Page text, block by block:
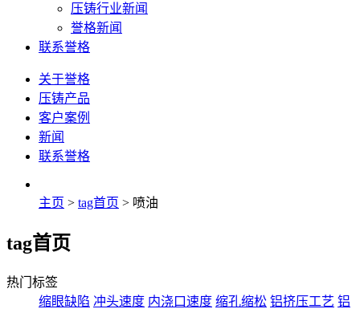
压铸行业新闻
誉格新闻
联系誉格
关于誉格
压铸产品
客户案例
新闻
联系誉格
主页 > tag首页 > 喷油
tag首页
热门标签
缩眼缺陷 冲头速度 内浇口速度 缩孔缩松 铝挤压工艺 铝